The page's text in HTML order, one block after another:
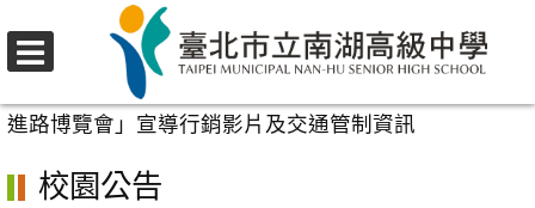
至
要
校園公告
進路博覽會」宣導行銷影片及交通管制資訊
校園公告
選
單